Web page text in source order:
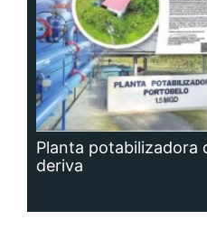
Planta potabilizadora
deriva